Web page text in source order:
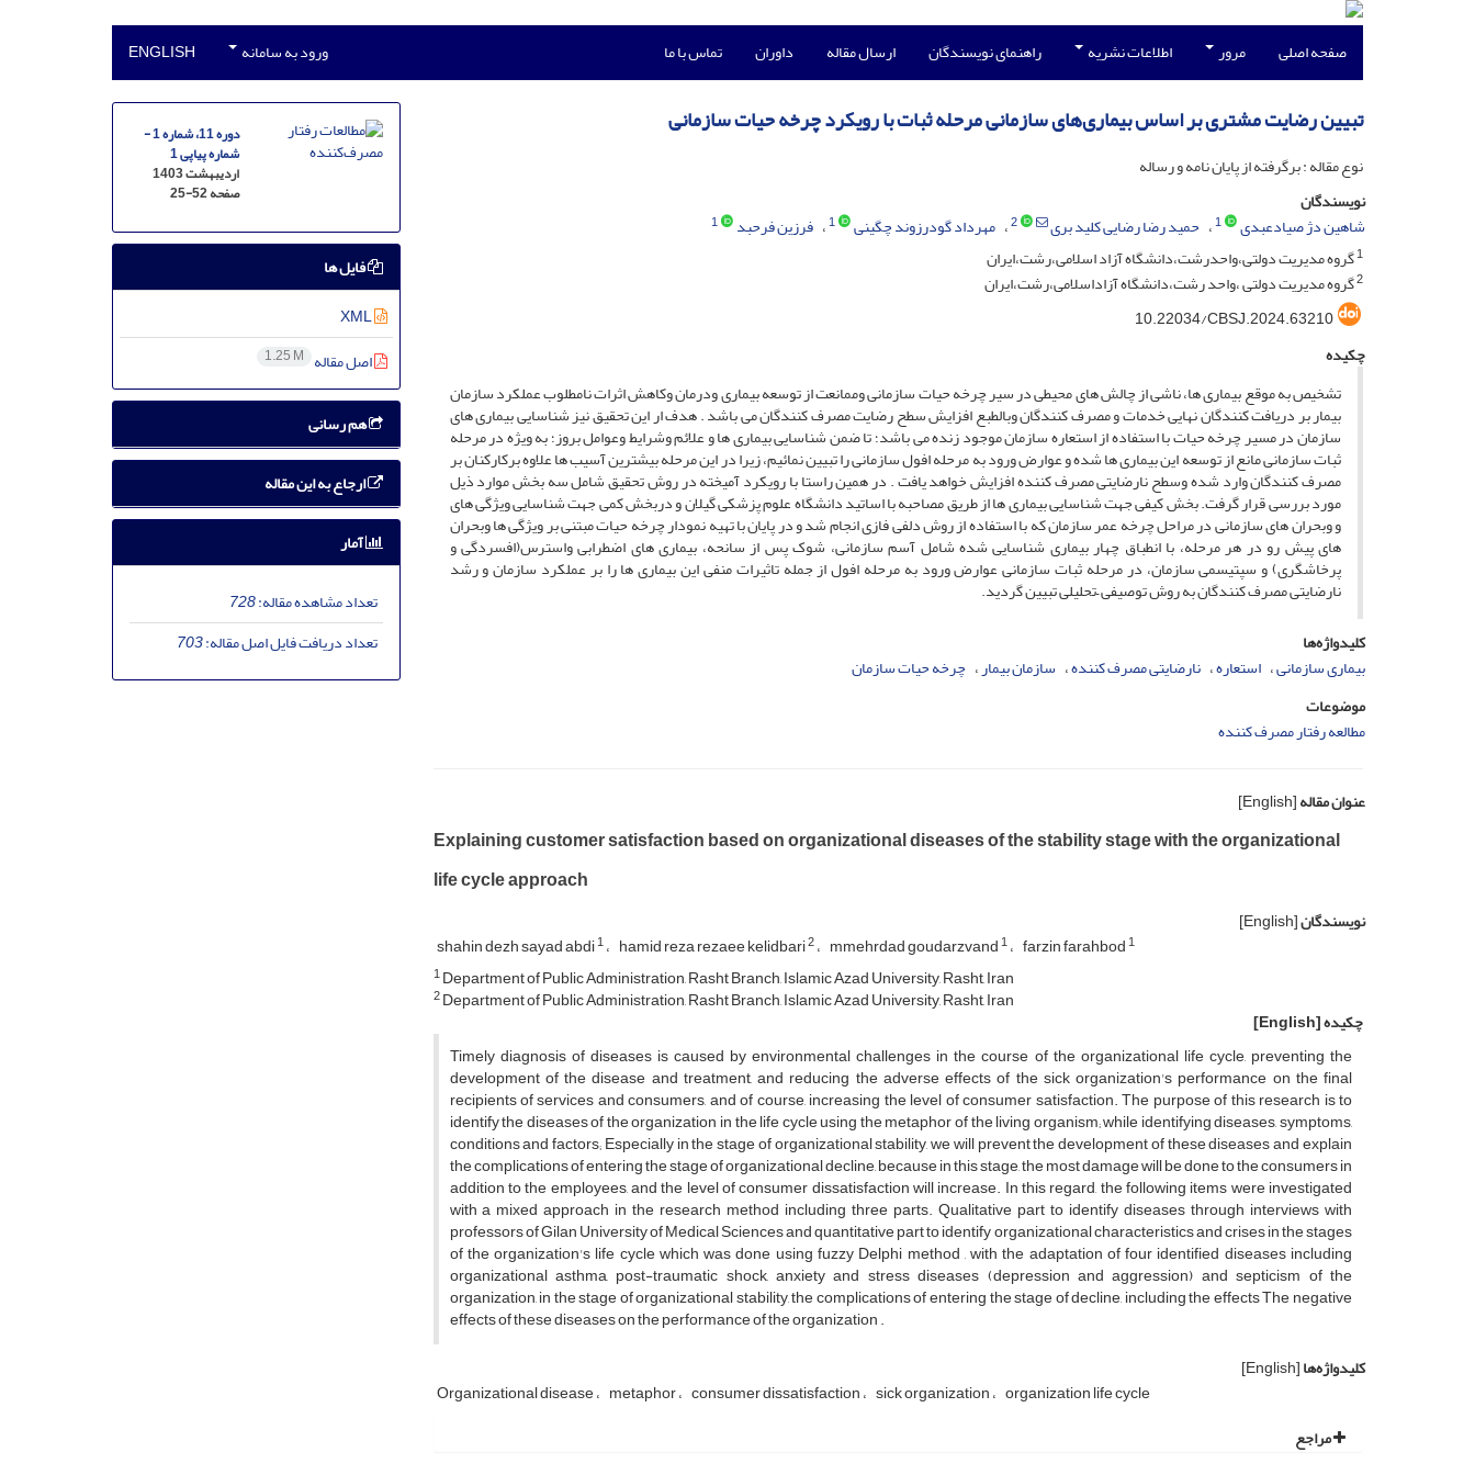
صفحه اصلی مرور اطلاعات نشریه راهنمای نویسندگان ارسال مقاله داوران تماس با ما ورود به سامانه ENGLISH
تبیین رضایت مشتری بر اساس بیماری‌های سازمانی مرحله ثبات با رویکرد چرخه حیات سازمانی
نوع مقاله : برگرفته از پایان نامه و رساله
نویسندگان
شاهین دژ صیادعبدی
1 حمید رضا رضایی کلید بری 2 مهرداد گودرزوند چگینی 1 فرزین فرحبد
1
1گروه مدیریت دولتی،واحدرشت،دانشگاه آزاد اسلامی،رشت،ایران
2گروه مدیریت دولتی ،واحد رشت،دانشگاه آزاداسلامی،رشت،ایران
10.22034/CBSJ.2024.63210
چکیده
تشخیص به موقع بیماری ها، ناشی از چالش های محیطی در سیر چرخه حیات سازمانی وممانعت از توسعه بیماری ودرمان وکاهش اثرات نامطلوب عملکرد سازمان
بیمار بر دریافت کنندگان نهایی خدمات و مصرف کنندگان وبالطبع افزایش سطح رضایت مصرف کنندگان می باشد . هدف ار این تحقیق نیز شناسایی بیماری های
سازمان در مسیر چرخه حیات با استفاده از استعاره سازمان موجود زنده می باشد؛ تا ضمن شناسایی بیماری ها و علائم وشرایط وعوامل بروز؛ به ویژه در مرحله
ثبات سازمانی مانع از توسعه این بیماری ها شده و عوارض ورود به مرحله افول سازمانی را تبیین نمائیم، زیرا در این مرحله بیشترین آسیب ها علاوه برکارکنان بر
مصرف کنندگان وارد شده وسطح نارضایتی مصرف کننده افزایش خواهد یافت . در همین راستا با رویکرد آمیخته در روش تحقیق شامل سه بخش موارد ذیل
مورد بررسی قرار گرفت. بخش کیفی جهت شناسایی بیماری ها از طریق مصاحبه با اساتید دانشگاه علوم پزشکی گیلان و دربخش کمی جهت شناسایی ویژگی های
و وبحران های سازمانی در مراحل چرخه عمر سازمان که با استفاده از روش دلفی فازی انجام شد و در پایان با تهیه نمودار چرخه حیات مبتنی بر ویژگی ها وبحران
های پیش رو در هر مرحله، با انطباق چهار بیماری شناسایی شده شامل آسم سازمانی، شوک پس از سانحه، بیماری های اضطرابی واسترس(افسردگی و
پرخاشگری) و سپتیسمی سازمان، در مرحله ثبات سازمانی عوارض ورود به مرحله افول از جمله تاثیرات منفی این بیماری ها را بر عملکرد سازمان و رشد
نارضایتی مصرف کنندگان به روش توصیفی –تحلیلی تبیین گردید.
کلیدواژه‌ها
بیماری سازمانی استعاره نارضایتی مصرف کننده سازمان بیمار چرخه حیات سازمان
موضوعات
مطالعه رفتار مصرف کننده
عنوان مقاله[English]
Explaining customer satisfaction based on organizational diseases of the stability stage with the organizational
life cycle approach
نویسندگان[English]
shahin dezh sayad abdi1 hamid reza rezaee kelidbari2 mmehrdad goudarzvand1 farzin farahbod1
1Department of Public Administration, Rasht Branch, Islamic Azad University, Rasht, Iran
2Department of Public Administration, Rasht Branch, Islamic Azad University, Rasht, Iran
چکیده[English]
Timely diagnosis of diseases is caused by environmental challenges in the course of the organizational life cycle, preventing the
development of the disease and treatment, and reducing the adverse effects of the sick organization's performance on the final
recipients of services and consumers, and of course, increasing the level of consumer satisfaction. The purpose of this research is to
identify the diseases of the organization in the life cycle using the metaphor of the living organism; while identifying diseases, symptoms,
conditions and factors; Especially in the stage of organizational stability, we will prevent the development of these diseases and explain
the complications of entering the stage of organizational decline, because in this stage, the most damage will be done to the consumers in
addition to the employees, and the level of consumer dissatisfaction will increase. In this regard, the following items were investigated
with a mixed approach in the research method including three parts. Qualitative part to identify diseases through interviews with
professors of Gilan University of Medical Sciences and quantitative part to identify organizational characteristics and crises in the stages
of the organization's life cycle which was done using fuzzy Delphi method , with the adaptation of four identified diseases including
organizational asthma, post-traumatic shock, anxiety and stress diseases (depression and aggression) and septicism of the
organization, in the stage of organizational stability, the complications of entering the stage of decline, including the effects The negative
effects of these diseases on the performance of the organization .
کلیدواژه‌ها[English]
Organizational disease metaphor consumer dissatisfaction sick organization organization life cycle
مراجع
دوره 11، شماره 1 -
شماره پیاپی 1
اردیبهشت 1403
صفحه25-52
فایل ها
XML
اصل مقاله 1.25 M
هم رسانی
ارجاع به این مقاله
آمار
تعداد مشاهده مقاله:728
تعداد دریافت فایل اصل مقاله:703